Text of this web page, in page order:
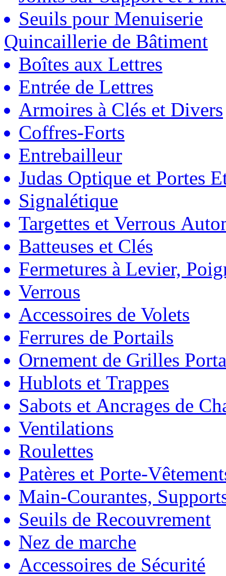
Seuils pour Menuiserie
Quincaillerie de Bâtiment
Boîtes aux Lettres
Entrée de Lettres
Armoires à Clés et Divers
Coffres-Forts
Entrebailleur
Judas Optique et Portes
Signalétique
Targettes et Verrous
Batteuses et Clés
Fermetures à Levier,
Verrous
Accessoires de Volets
Ferrures de Portails
Ornement de Grilles
Hublots et Trappes
Sabots et Ancrages de
Ventilations
Roulettes
Patères et Porte-
Main-Courantes,
Seuils de Recouvrement
Nez de marche
Accessoires de Sécurité